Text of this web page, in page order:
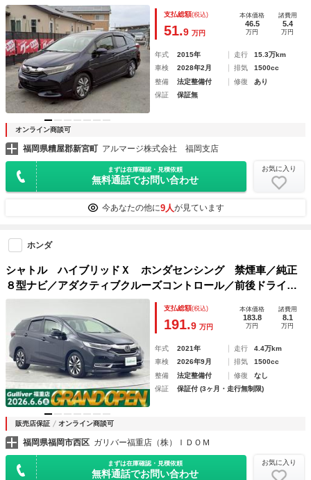
ートライト ＬＥＤヘッドランプ スマートキー アイドリン
グストップ 電動格納ミラー ＡＴ 盗難防止システム
支払総額(税込)
51.9 万円
本体価格
46.5
万円
諸費用
5.4
万円
年式 2015年 走行
15.3万km
車検
2028年2月 排気
1500cc
整備
法定整備付 修復
あり
保証
保証無
オンライン商談可
福岡県糟屋郡新宮町 アルマージ株式会社 福岡支店
まずは在庫確認・見積依頼
無料通話でお問い合わせ
お気に入り
今あなたの他に9人が見ています
ホンダ
シャトル ハイブリッドＸ ホンダセンシング 禁煙車／純正
８型ナビ／アダクティブクルーズコントロール／前後ドライブ
レコーダー／ＥＴＣ／シートヒーター／衝突被害軽減ブレーキ
／レーンキープアシスト／フルセグＴＶ／パドルシフト／バッ
クカメラ／純正ＡＷ
支払総額(税込)
191.9 万円
本体価格
183.8
万円
諸費用
8.1
万円
年式 2021年 走行
4.4万km
車検
2026年9月 排気
1500cc
整備
法定整備付 修復
なし
保証
保証付 (3ヶ月・走行無制限)
販売店保証 オンライン商談可
福岡県福岡市西区 ガリバー福重店（株）ＩＤＯＭ
まずは在庫確認・見積依頼
無料通話でお問い合わせ
お気に入り